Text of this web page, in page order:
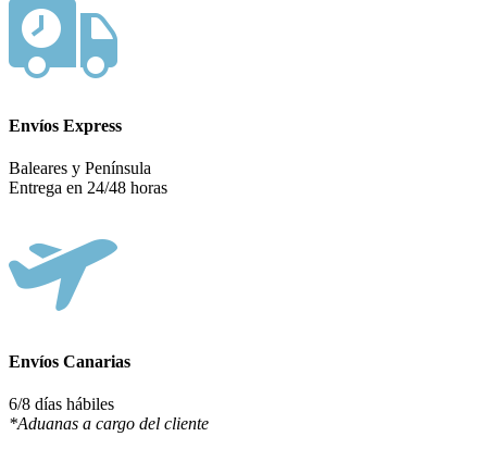
Envíos Express
Baleares y Península
Entrega en 24/48 horas
Envíos Canarias
6/8 días hábiles
*Aduanas a cargo del cliente